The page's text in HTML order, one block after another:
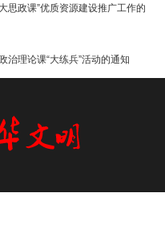
思政课”优质资源建设推广工作的
治理论课“大练兵”活动的通知